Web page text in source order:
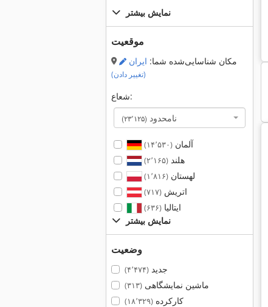
نمایش بیشتر
موقعیت
مکان شناسایی‌شده شما: ایران
(تغییر دادن)
شعاع:
نامحدود (۲۳٬۱۲۵)
آلمان(۱۴٬۵۳۰)
هلند(۲٬۱۶۵)
لهستان(۱٬۸۱۶)
اتریش(۷۱۷)
ایتالیا(۶۳۶)
نمایش بیشتر
وضعیت
جدید(۴٬۴۷۴)
ماشین نمایشگاهی(۳۱۳)
کارکرده(۱۸٬۳۲۹)
Peddinghaus Blechschere